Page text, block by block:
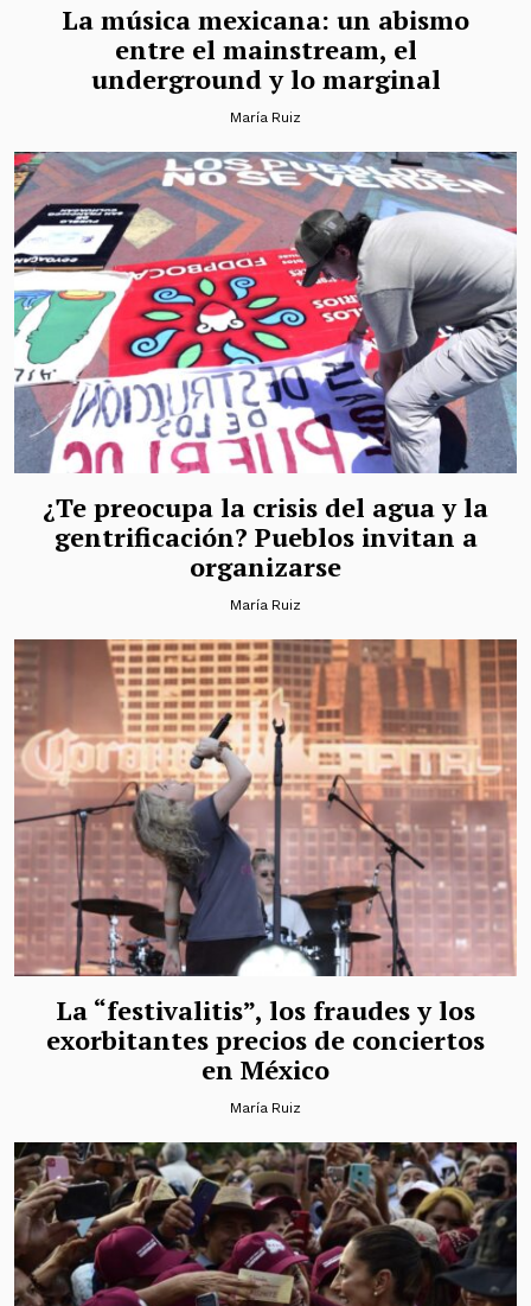
La música mexicana: un abismo
entre el mainstream, el
underground y lo marginal
María Ruiz
¿Te preocupa la crisis del agua y la
gentrificación? Pueblos invitan a
organizarse
María Ruiz
La “festivalitis”, los fraudes y los
exorbitantes precios de conciertos
en México
María Ruiz